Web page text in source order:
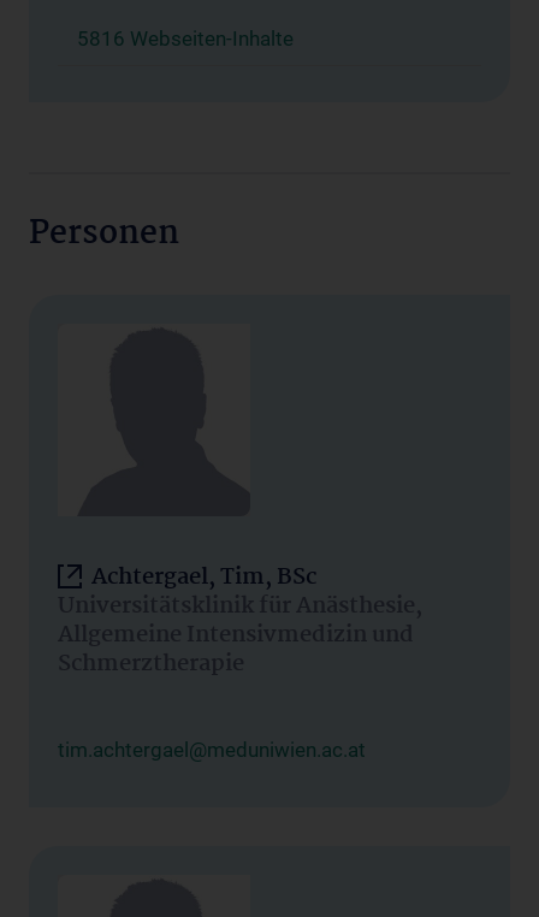
5816 Webseiten-Inhalte
Personen
Achtergael, Tim, BSc
Universitätsklinik für Anästhesie,
Allgemeine Intensivmedizin und
Schmerztherapie
tim.achtergael@meduniwien.ac.at